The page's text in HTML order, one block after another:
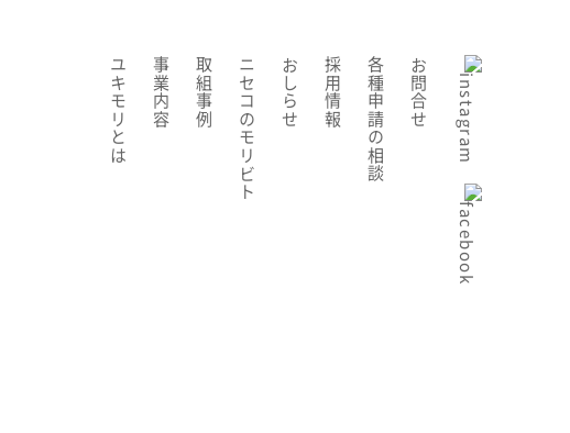
お問合せ
各種申請の相談
採用情報
おしらせ
ニセコのモリビト
取組事例
事業内容
ユキモリとは